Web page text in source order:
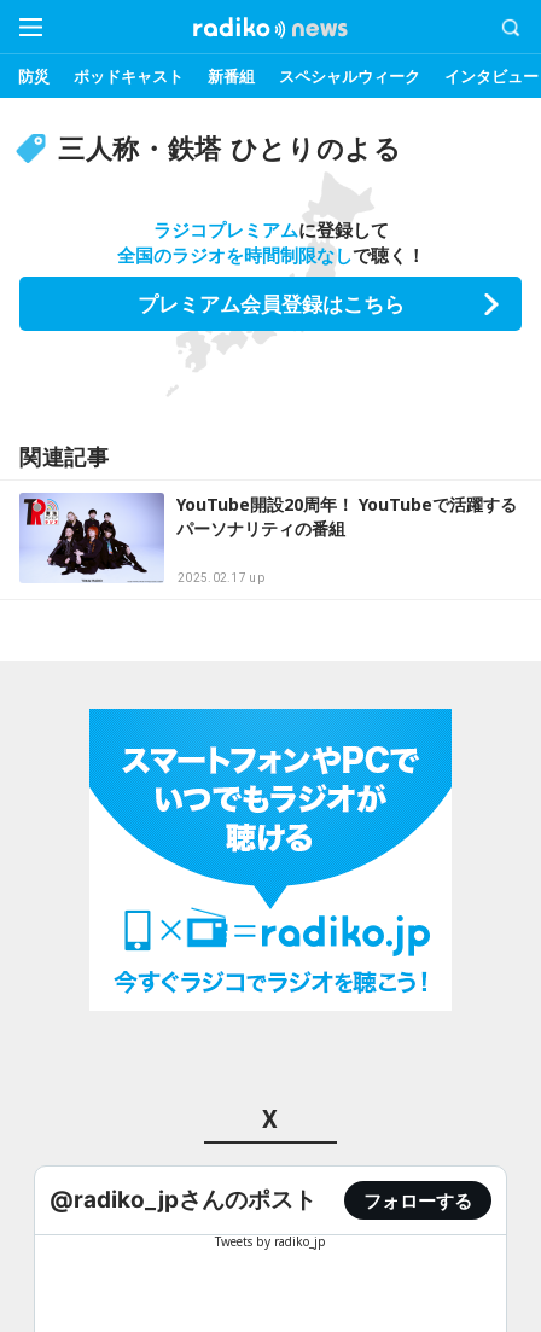
防災 ポッドキャスト 新番組 スペシャルウィーク インタビュー
三人称・鉄塔 ひとりのよる
ラジコプレミアムに登録して
全国のラジオを時間制限なしで聴く！
プレミアム会員登録はこちら
関連記事
YouTube開設20周年！ YouTubeで活躍する
パーソナリティの番組
2025.02.17 up
X
@radiko_jpさんのポスト フォローする
Tweets by radiko_jp